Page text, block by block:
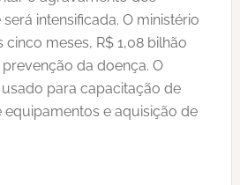
intensificada. O ministério
meses, R$ 1,08 bilhão
da doença. O
para capacitação de
e aquisição de